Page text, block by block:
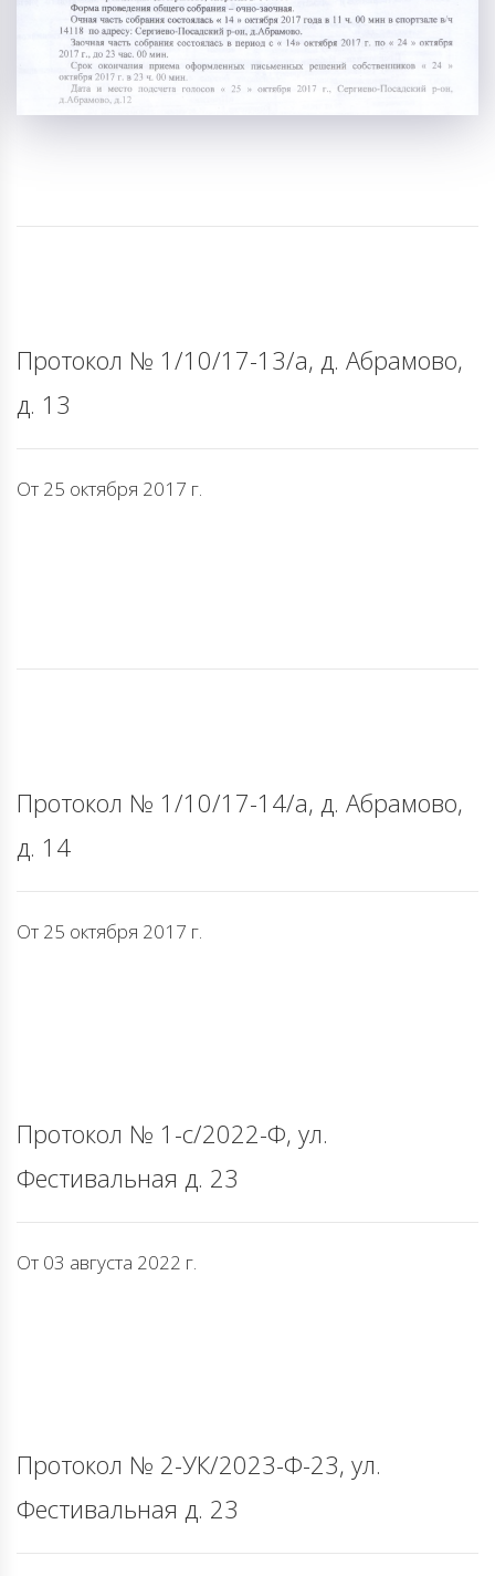
Протокол № 1/10/17-13/а, д. Абрамово,
д. 13
От 25 октября 2017 г.
Протокол № 1/10/17-14/а, д. Абрамово,
д. 14
От 25 октября 2017 г.
Протокол № 1-с/2022-Ф, ул.
Фестивальная д. 23
От 03 августа 2022 г.
Протокол № 2-УК/2023-Ф-23, ул.
Фестивальная д. 23